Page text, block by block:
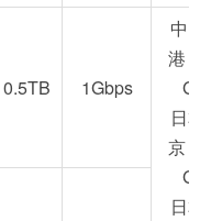
0.5TB 1Gbps
中
港
日
京
日